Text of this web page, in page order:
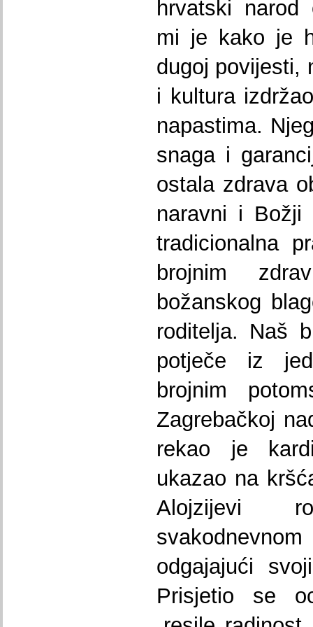
hrvatski narod
mi je kako je
dugoj povijesti,
i kultura
napastima.
snaga i
ostala zdrava
naravni i Božji
tradicionalna
brojnim
božanskog
roditelja. Naš
potječe iz
brojnim
Zagrebačkoj
rekao je
ukazao na
Alojzijevi
odgajajući
Prisjetio se